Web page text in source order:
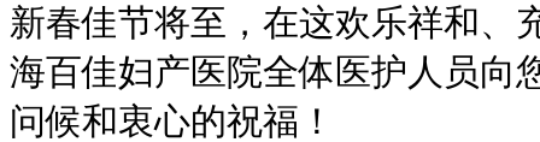
新春佳节将至，在这欢乐祥和、
海百佳妇产医院全体医护人员向
问候和衷心的祝福！